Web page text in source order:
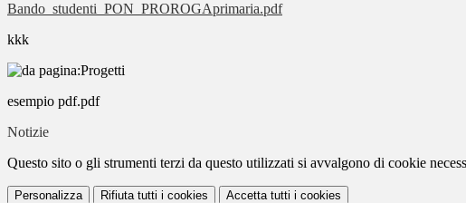
Bando_studenti_PON_PROROGAprimaria.pdf
kkk
esempio pdf.pdf
Notizie
Questo sito o gli strumenti terzi da questo utilizzati si avvalgono di cookie
Personalizza Rifiuta tutti i cookies Accetta tutti i cookies